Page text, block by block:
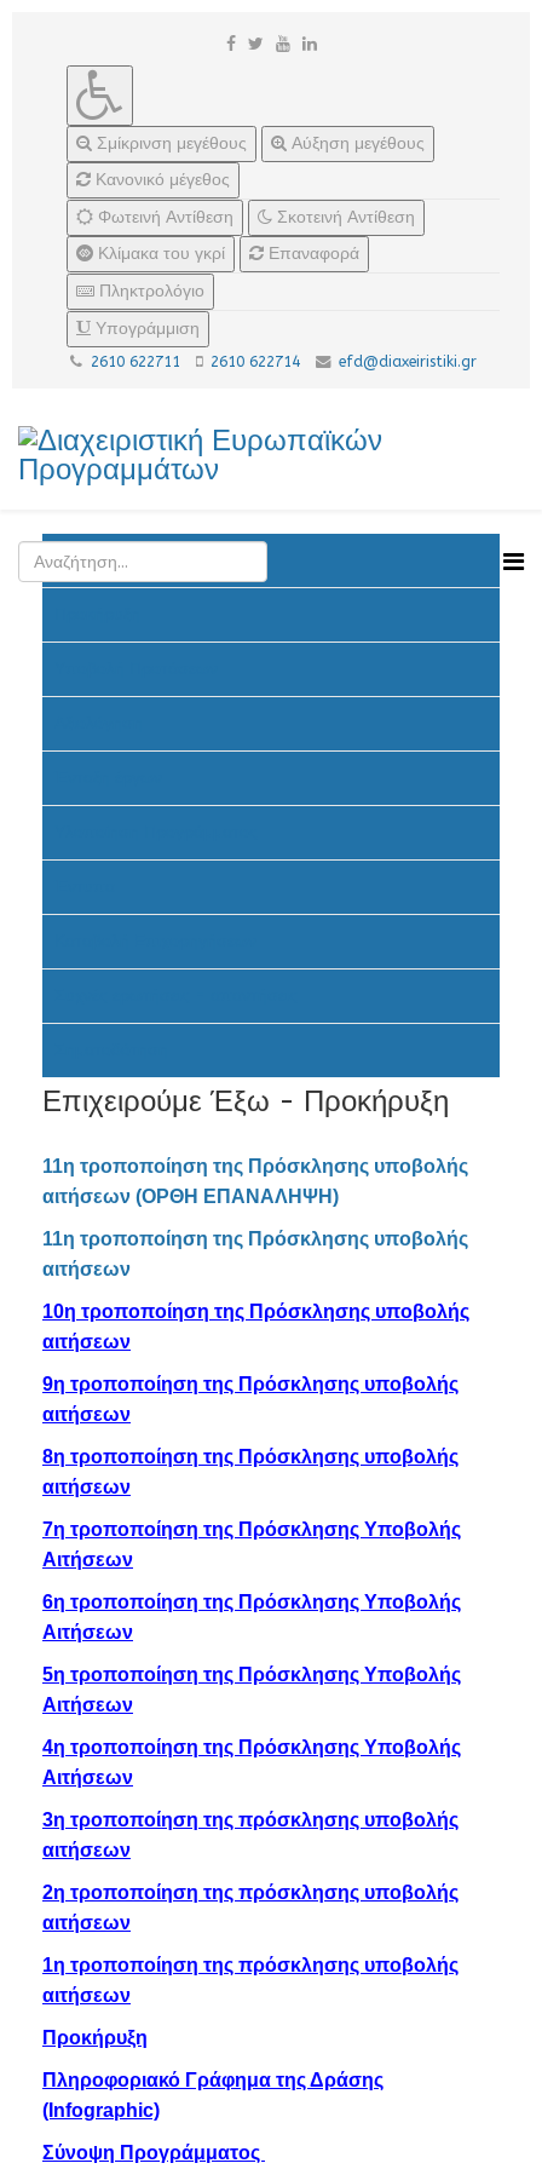
Σμίκρινση μεγέθους
Αύξηση μεγέθους
Κανονικό μέγεθος
Φωτεινή Αντίθεση
Σκοτεινή Αντίθεση
Κλίμακα του γκρί
Επαναφορά
Πληκτρολόγιο
Υπογράμμιση
2610 622711 2610 622714 efd@diaxeiristiki.gr
Ανακοινώσεις
Επιχειρούμε Έξω - Προκήρυξη
11η τροποποίηση της Πρόσκλησης υποβολής
αιτήσεων (ΟΡΘΗ ΕΠΑΝΑΛΗΨΗ)
11η τροποποίηση της Πρόσκλησης υποβολής
αιτήσεων
10η τροποποίηση της Πρόσκλησης υποβολής
αιτήσεων
9η τροποποίηση της Πρόσκλησης υποβολής
αιτήσεων
8η τροποποίηση της Πρόσκλησης υποβολής
αιτήσεων
7η τροποποίηση της Πρόσκλησης Υποβολής
Αιτήσεων
6η τροποποίηση της Πρόσκλησης Υποβολής
Αιτήσεων
5η τροποποίηση της Πρόσκλησης Υποβολής
Αιτήσεων
4η τροποποίηση της Πρόσκλησης Υποβολής
Αιτήσεων
3η τροποποίηση της πρόσκλησης υποβολής
αιτήσεων
2η τροποποίηση της πρόσκλησης υποβολής
αιτήσεων
1η τροποποίηση της πρόσκλησης υποβολής
αιτήσεων
Προκήρυξη
Πληροφοριακό Γράφημα της Δράσης
(Infographic)
Σύνοψη Προγράμματος